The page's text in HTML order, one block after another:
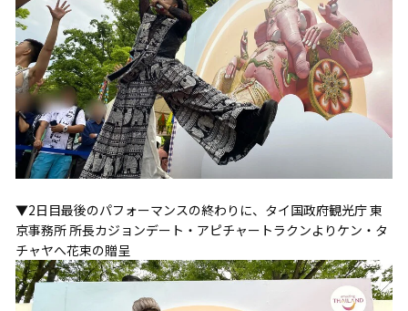
▼2日目最後のパフォーマンスの終わりに、タイ国政府観光庁 東
京事務所 所長カジョンデート・アピチャートラクンよりケン・タ
チャヤへ花束の贈呈